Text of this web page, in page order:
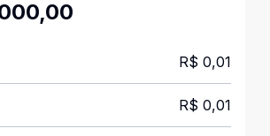
R$ 0,01
R$ 0,01